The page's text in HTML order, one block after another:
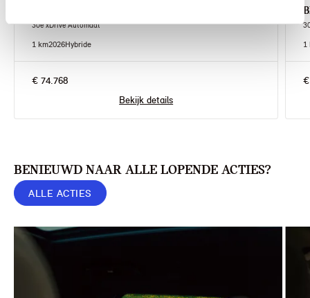
30e xDrive Automaat
1 km2026Hybride
€ 74.768
Bekijk details
1
BENIEUWD NAAR ALLE LOPENDE ACTIES?
ALLE ACTIES